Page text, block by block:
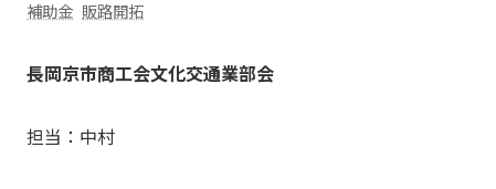
補助金 販路開拓
長岡京市商工会文化交通業部会
担当：中村